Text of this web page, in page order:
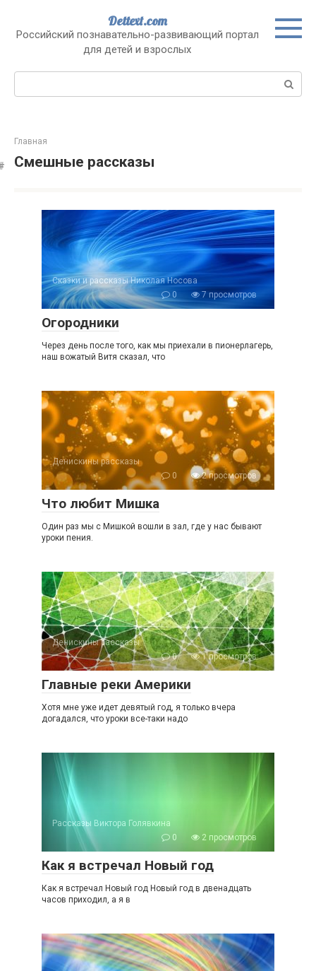
контенту
Dettext.com
Российский познавательно-развивающий портал
для детей и взрослых
Поиск:
Главная
Смешные рассказы
Сказки и рассказы Николая Носова
0
7 просмотров
Огородники
Через день после того, как мы приехали в пионерлагерь,
наш вожатый Витя сказал, что
Денискины рассказы
0
2 просмотров
Что любит Мишка
Один раз мы с Мишкой вошли в зал, где у нас бывают
уроки пения.
Денискины рассказы
0
1 просмотров
Главные реки Америки
Хотя мне уже идет девятый год, я только вчера
догадался, что уроки все-таки надо
Рассказы Виктора Голявкина
0
2 просмотров
Как я встречал Новый год
Как я встречал Новый год Новый год в двенадцать
часов приходил, а я в